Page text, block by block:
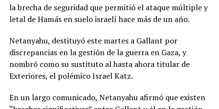
la brecha de seguridad que permitió el ataque múltiple y
letal de Hamás en suelo israelí hace más de un año.
Netanyahu, destituyó este martes a Gallant por
discrepancias en la gestión de la guerra en Gaza, y
nombró como su sustituto al hasta ahora titular de
Exteriores, el polémico Israel Katz.
En un largo comunicado, Netanyahu afirmó que existen